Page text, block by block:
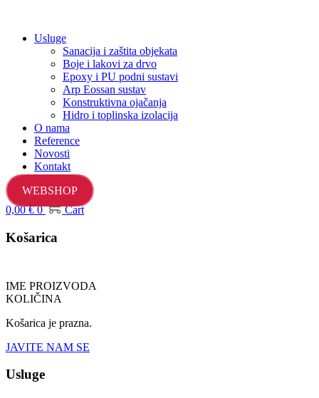
Usluge
Sanacija i zaštita objekata
Boje i lakovi za drvo
Epoxy i PU podni sustavi
Arp Eossan sustav
Konstruktivna ojačanja
Hidro i toplinska izolacija
O nama
Reference
Novosti
Kontakt
WEBSHOP
0,00€ 0 Cart
Košarica
IME PROIZVODA
KOLIČINA
Košarica je prazna.
JAVITE NAM SE
Usluge